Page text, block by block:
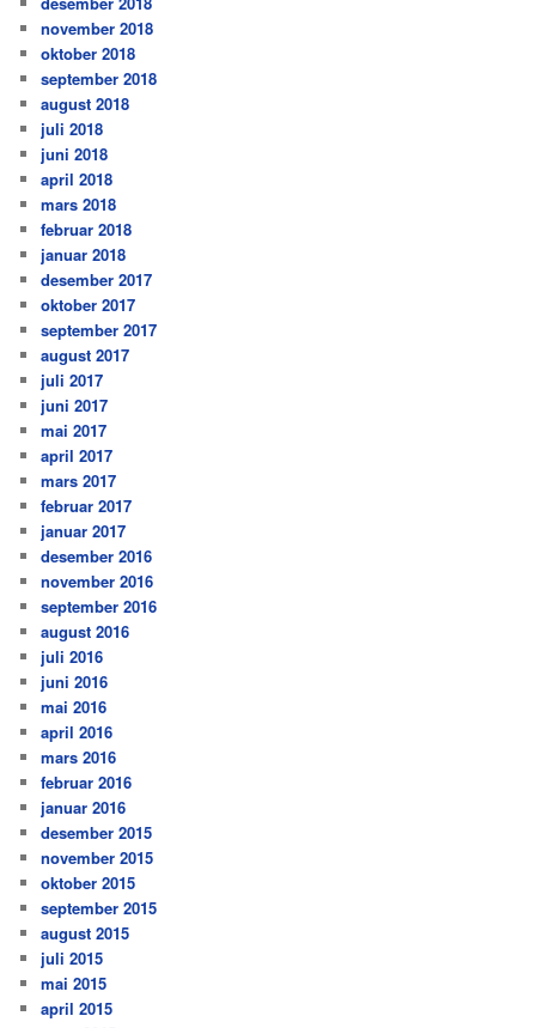
november 2018
oktober 2018
september 2018
august 2018
juli 2018
juni 2018
april 2018
mars 2018
februar 2018
januar 2018
desember 2017
oktober 2017
september 2017
august 2017
juli 2017
juni 2017
mai 2017
april 2017
mars 2017
februar 2017
januar 2017
desember 2016
november 2016
september 2016
august 2016
juli 2016
juni 2016
mai 2016
april 2016
mars 2016
februar 2016
januar 2016
desember 2015
november 2015
oktober 2015
september 2015
august 2015
juli 2015
mai 2015
april 2015